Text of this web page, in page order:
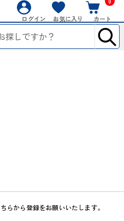
ログイン お気に入り カート
らから登録をお願いいたします。